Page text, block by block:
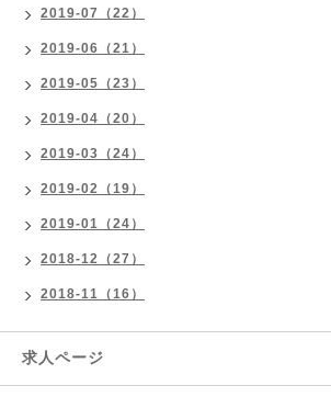
2019-07（22）
2019-06（21）
2019-05（23）
2019-04（20）
2019-03（24）
2019-02（19）
2019-01（24）
2018-12（27）
2018-11（16）
求人ページ